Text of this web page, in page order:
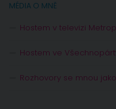
MÉDIA O MNĚ
Hostem v televizi
Hostem ve
Rozhovory se mnou